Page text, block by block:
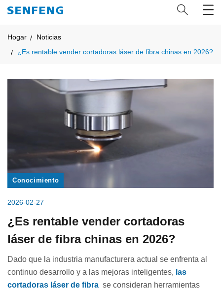
Hogar
Noticias
¿Es rentable vender cortadoras láser de fibra chinas en 2026?
Conocimiento
2026-02-27
¿Es rentable vender cortadoras
láser de fibra chinas en 2026?
Dado que la industria manufacturera actual se enfrenta al
continuo desarrollo y a las mejoras inteligentes, las
cortadoras láser de fibra se consideran herramientas